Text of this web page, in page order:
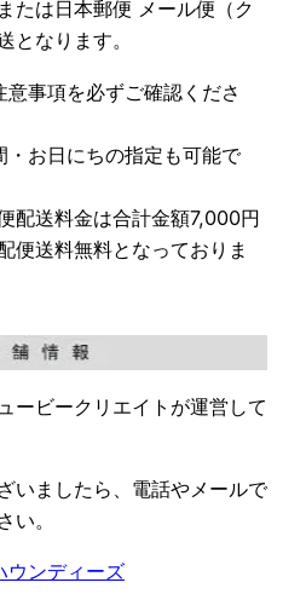
たは日本郵便 メール便（ク
となります。
事項を必ずご確認くださ
お日にちの指定も可能で
配送料金は合計金額7,000円
便送料無料となっておりま
ービークリエイトが運営して
いましたら、電話やメールで
い。
ウンディーズ